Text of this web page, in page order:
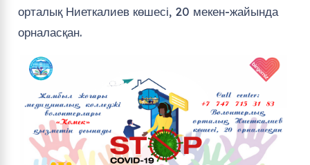
орталық Ниеткалиев көшесі, 20 мекен-жайында
орналасқан.